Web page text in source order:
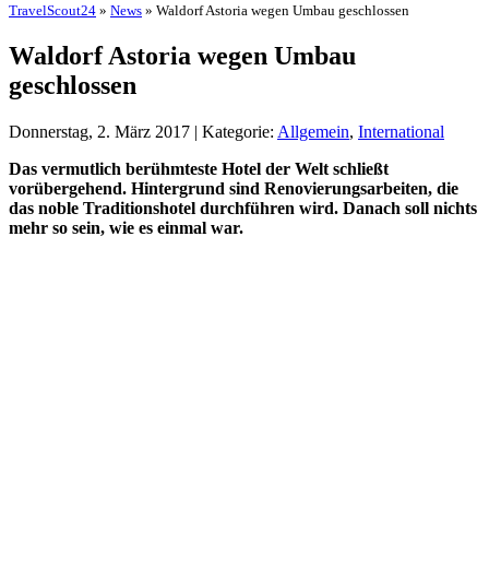
TravelScout24 » News » Waldorf Astoria wegen Umbau geschlossen
Waldorf Astoria wegen Umbau
geschlossen
Donnerstag, 2. März 2017 | Kategorie: Allgemein, International
Das vermutlich berühmteste Hotel der Welt schließt
vorübergehend. Hintergrund sind Renovierungsarbeiten, die
das noble Traditionshotel durchführen wird. Danach soll nichts
mehr so sein, wie es einmal war.